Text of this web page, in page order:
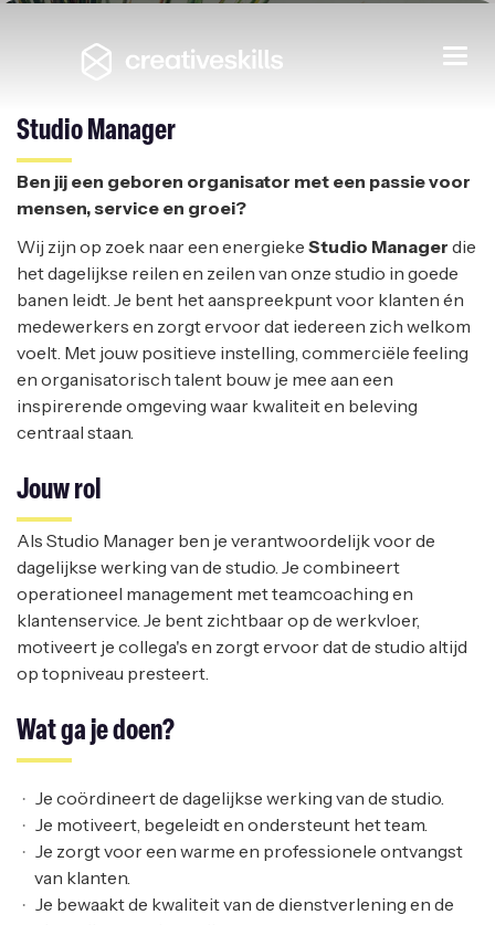
Studio Manager
Studio Manager
Ben jij een geboren organisator met een passie voor
mensen, service en groei?
Wij zijn op zoek naar een energieke Studio Manager die
het dagelijkse reilen en zeilen van onze studio in goede
banen leidt. Je bent het aanspreekpunt voor klanten én
medewerkers en zorgt ervoor dat iedereen zich welkom
voelt. Met jouw positieve instelling, commerciële feeling
en organisatorisch talent bouw je mee aan een
inspirerende omgeving waar kwaliteit en beleving
centraal staan.
Jouw rol
Als Studio Manager ben je verantwoordelijk voor de
dagelijkse werking van de studio. Je combineert
operationeel management met teamcoaching en
klantenservice. Je bent zichtbaar op de werkvloer,
motiveert je collega's en zorgt ervoor dat de studio altijd
op topniveau presteert.
Wat ga je doen?
Je coördineert de dagelijkse werking van de studio.
Je motiveert, begeleidt en ondersteunt het team.
Je zorgt voor een warme en professionele ontvangst
van klanten.
Je bewaakt de kwaliteit van de dienstverlening en de